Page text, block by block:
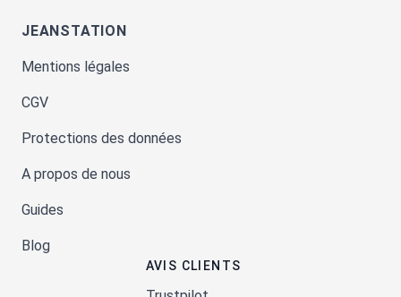
JEANSTATION
Mentions légales
CGV
Protections des données
A propos de nous
Guides
Blog
AVIS CLIENTS